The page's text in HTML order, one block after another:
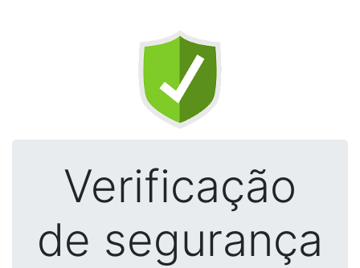
Verificação
de segurança